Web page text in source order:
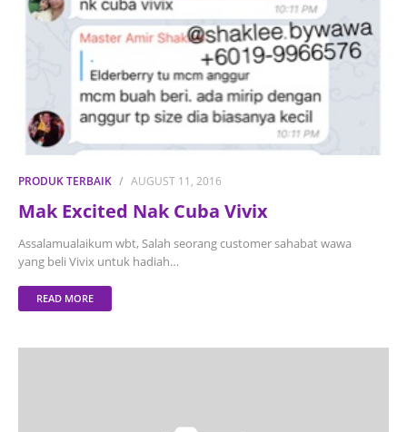
PRODUK TERBAIK AUGUST 11, 2016
Mak Excited Nak Cuba Vivix
Assalamualaikum wbt, Salah seorang customer sahabat wawa
yang beli Vivix untuk hadiah…
READ MORE